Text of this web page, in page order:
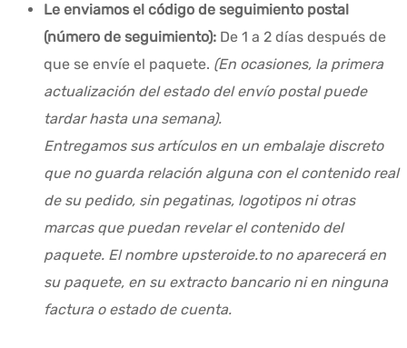
Le enviamos el código de seguimiento postal
(número de seguimiento): De 1 a 2 días después de
que se envíe el paquete. (En ocasiones, la primera
actualización del estado del envío postal puede
tardar hasta una semana).
Entregamos sus artículos en un embalaje discreto
que no guarda relación alguna con el contenido real
de su pedido, sin pegatinas, logotipos ni otras
marcas que puedan revelar el contenido del
paquete. El nombre upsteroide.to no aparecerá en
su paquete, en su extracto bancario ni en ninguna
factura o estado de cuenta.